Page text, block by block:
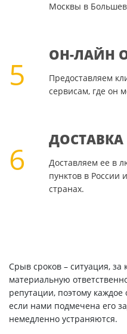
Москвы в
5
ОН-ЛАЙН
Предоставляем
сервисам, где он
6
ДОСТАВКА
Доставляем ее в
пунктов в России
странах.
Срыв сроков – ситуация,
материальную
репутации, поэтому
если нами подмечена его
немедленно устраняются.